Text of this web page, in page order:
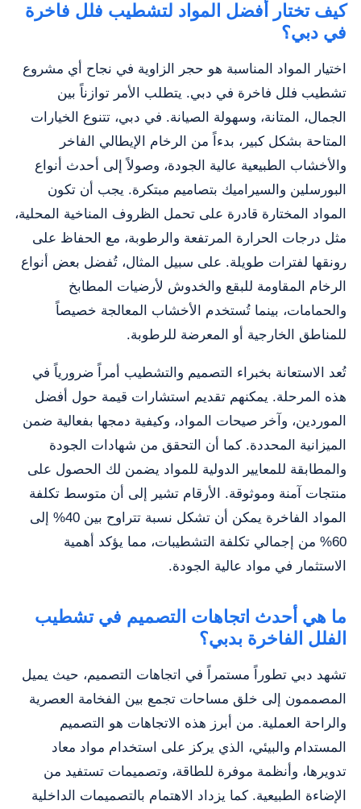
كيف تختار أفضل المواد لتشطيب فلل فاخرة
في دبي؟
اختيار المواد المناسبة هو حجر الزاوية في نجاح أي مشروع
تشطيب فلل فاخرة في دبي. يتطلب الأمر توازناً بين
الجمال، المتانة، وسهولة الصيانة. في دبي، تتنوع الخيارات
المتاحة بشكل كبير، بدءاً من الرخام الإيطالي الفاخر
والأخشاب الطبيعية عالية الجودة، وصولاً إلى أحدث أنواع
البورسلين والسيراميك بتصاميم مبتكرة. يجب أن تكون
المواد المختارة قادرة على تحمل الظروف المناخية المحلية،
مثل درجات الحرارة المرتفعة والرطوبة، مع الحفاظ على
رونقها لفترات طويلة. على سبيل المثال، تُفضل بعض أنواع
الرخام المقاومة للبقع والخدوش لأرضيات المطابخ
والحمامات، بينما تُستخدم الأخشاب المعالجة خصيصاً
للمناطق الخارجية أو المعرضة للرطوبة.
تُعد الاستعانة بخبراء التصميم والتشطيب أمراً ضرورياً في
هذه المرحلة. يمكنهم تقديم استشارات قيمة حول أفضل
الموردين، وآخر صيحات المواد، وكيفية دمجها بفعالية ضمن
الميزانية المحددة. كما أن التحقق من شهادات الجودة
والمطابقة للمعايير الدولية للمواد يضمن لك الحصول على
منتجات آمنة وموثوقة. الأرقام تشير إلى أن متوسط تكلفة
المواد الفاخرة يمكن أن تشكل نسبة تتراوح بين 40% إلى
60% من إجمالي تكلفة التشطيبات، مما يؤكد أهمية
الاستثمار في مواد عالية الجودة.
ما هي أحدث اتجاهات التصميم في تشطيب
الفلل الفاخرة بدبي؟
تشهد دبي تطوراً مستمراً في اتجاهات التصميم، حيث يميل
المصممون إلى خلق مساحات تجمع بين الفخامة العصرية
والراحة العملية. من أبرز هذه الاتجاهات هو التصميم
المستدام والبيئي، الذي يركز على استخدام مواد معاد
تدويرها، وأنظمة موفرة للطاقة، وتصميمات تستفيد من
الإضاءة الطبيعية. كما يزداد الاهتمام بالتصميمات الداخلية